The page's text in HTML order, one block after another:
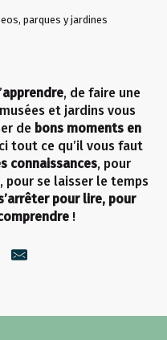
parques y jardines
apprendre, de faire une
et jardins vous
de bons moments en
tout ce qu’il vous faut
connaissances, pour
pour se laisser le temps
pour lire, pour
!